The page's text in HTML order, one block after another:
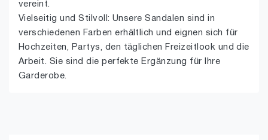
vereint.
Vielseitig und Stilvoll: Unsere Sandalen sind in
verschiedenen Farben erhältlich und eignen sich für
Hochzeiten, Partys, den täglichen Freizeitlook und die
Arbeit. Sie sind die perfekte Ergänzung für Ihre
Garderobe.